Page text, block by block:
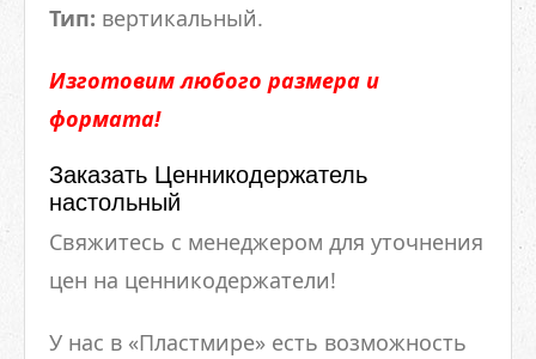
Тип: вертикальный.
Изготовим любого размера и
формата!
Заказать Ценникодержатель
настольный
Свяжитесь с менеджером для уточнения
цен на ценникодержатели!
У нас в «Пластмире» есть возможность